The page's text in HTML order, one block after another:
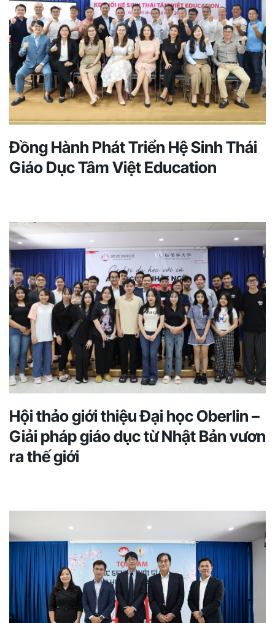
Đồng Hành Phát Triển Hệ Sinh Thái
Giáo Dục Tâm Việt Education
Hội thảo giới thiệu Đại học Oberlin –
Giải pháp giáo dục từ Nhật Bản vươn
ra thế giới